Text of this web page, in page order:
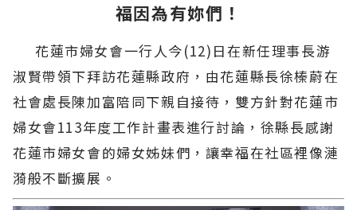
福因為有妳們！
花蓮市婦女會一行人今(12)日在新任理事長游
淑賢帶領下拜訪花蓮縣政府，由花蓮縣長徐榛蔚在
社會處長陳加富陪同下親自接待，雙方針對花蓮市
婦女會113年度工作計畫表進行討論，徐縣長感謝
花蓮市婦女會的婦女姊妹們，讓幸福在社區裡像漣
漪般不斷擴展。